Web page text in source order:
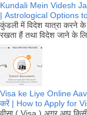
Kundali Mein Videsh
| Astrological Options
कुंडली में विदेश यात्रा करने
रखता हैं तथा विदेश जाने के
Visa ke Liye Online
करें | How to Apply for